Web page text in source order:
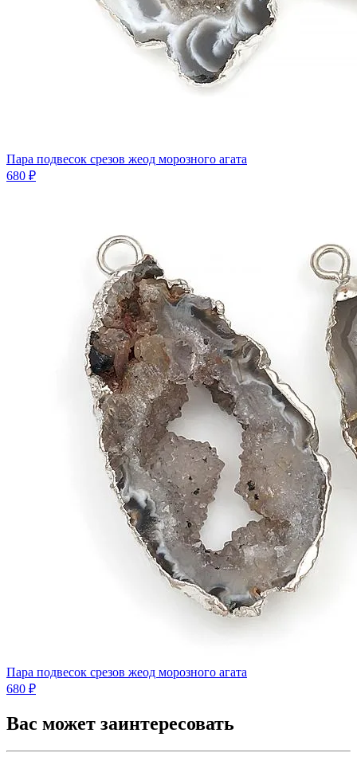
Пара подвесок срезов жеод морозного агата
680 ₽
Пара подвесок срезов жеод морозного агата
680 ₽
Вас может заинтересовать